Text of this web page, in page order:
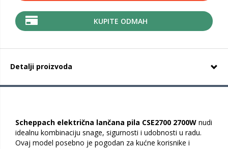
KUPITE ODMAH
Detalji proizvoda
Scheppach električna lančana pila CSE2700 2700W nudi
idealnu kombinaciju snage, sigurnosti i udobnosti u radu.
Ovaj model posebno je pogodan za kućne korisnike i